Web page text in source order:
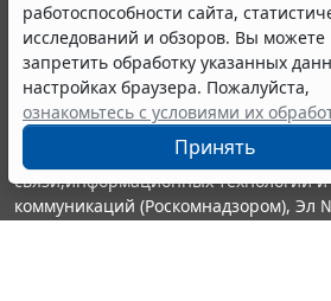
работоспособности сайта,
исследований и обзоров. Вы можете
запретить обработку указанных
настройках браузера. Пожалуйста,
ознакомьтесь с условиями их
Принять
© ООО "НПП "ГАРАНТ-СЕРВИС", 2026.
выпускается с 1990 года. Компания
являются участниками Российской
информации ГАРАНТ.
Портал ГАРАНТ.РУ зарегистрирован в
издания Федеральной службой по
связи,информационных технологий
коммуникаций (Роскомнадзором), Эл